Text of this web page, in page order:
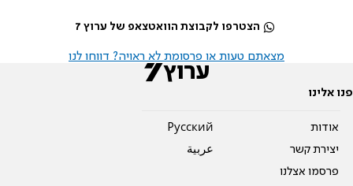
הצטרפו לקבוצת הוואטצאפ של ערוץ 7
מצאתם טעות או פרסומת לא ראויה? דווחו לנו
פנו אלינו
אודות
יצירת קשר
פרסמו אצלנו
Pусский
عربية